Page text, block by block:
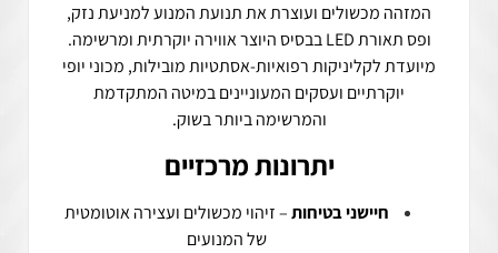
המזהה מכשולים ועוצרת את תנועת המנוע למניעת נזק,
ופס תאורת LED בבסיס היוצר אווירה יוקרתית ומרשימה.
מיועדת לקליניקות רפואיות-אסתטיות מובילות, מכוני יופי
יוקרתיים ועסקים המעוניינים במיטה המתקדמת
והמרשימה ביותר בשוק.
יתרונות מרכזיים
חיישני בטיחות– זיהוי מכשולים ועצירה אוטומטית
של המנועים